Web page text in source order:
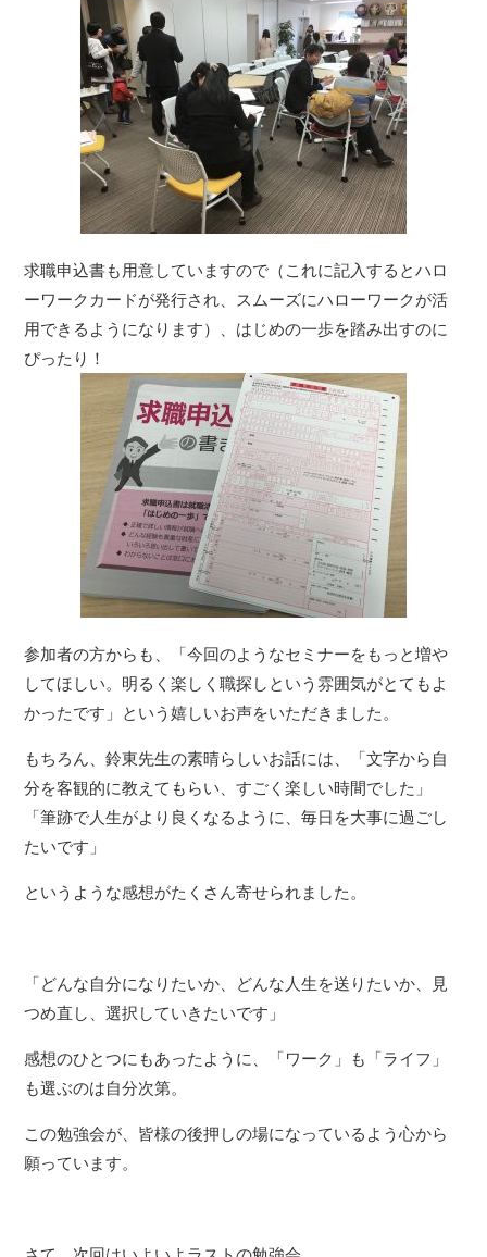
求職申込書も用意していますので（これに記入するとハロ
ーワークカードが発行され、スムーズにハローワークが活
用できるようになります）、はじめの一歩を踏み出すのに
ぴったり！
参加者の方からも、「今回のようなセミナーをもっと増や
してほしい。明るく楽しく職探しという雰囲気がとてもよ
かったです」という嬉しいお声をいただきました。
もちろん、鈴東先生の素晴らしいお話には、「文字から自
分を客観的に教えてもらい、すごく楽しい時間でした」
「筆跡で人生がより良くなるように、毎日を大事に過ごし
たいです」
というような感想がたくさん寄せられました。
「どんな自分になりたいか、どんな人生を送りたいか、見
つめ直し、選択していきたいです」
感想のひとつにもあったように、「ワーク」も「ライフ」
も選ぶのは自分次第。
この勉強会が、皆様の後押しの場になっているよう心から
願っています。